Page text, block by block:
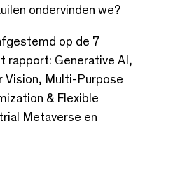
ondervinden we?
op de 7
rapport: Generative AI,
Vision, Multi-Purpose
& Flexible
Metaverse en